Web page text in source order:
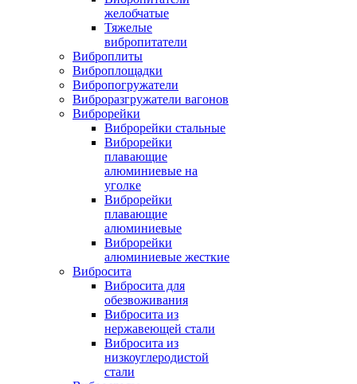
желобчатые
Тяжелые
вибропитатели
Виброплиты
Виброплощадки
Вибропогружатели
Виброразгружатели вагонов
Виброрейки
Виброрейки стальные
Виброрейки
плавающие
алюминиевые на
уголке
Виброрейки
плавающие
алюминиевые
Виброрейки
алюминиевые жесткие
Вибросита
Вибросита для
обезвоживания
Вибросита из
нержавеющей стали
Вибросита из
низкоуглеродистой
стали